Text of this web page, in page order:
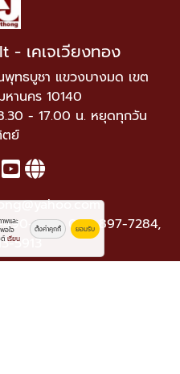
- เคเจเวียงทอง
ทธบูชา แขวงบางมด เขต
านคร 10140
- 17.00 น. หยุดทุกวัน
ตย์
1733, 089-897-7284,
5913
าพและ
อใจ
ต์ เรียน
ตั้งค่าคุกกี้ ยอมรับ